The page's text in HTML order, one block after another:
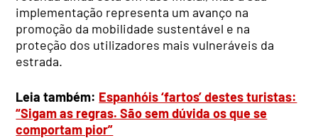
implementação representa um avanço na
promoção da mobilidade sustentável e na
proteção dos utilizadores mais vulneráveis da
estrada.
Leia também: Espanhóis ‘fartos’ destes turistas:
“Sigam as regras. São sem dúvida os que se
comportam pior”